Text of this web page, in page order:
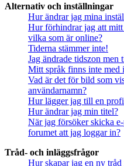
Alternativ och inställningar
Hur ändrar jag mina
Hur förhindrar jag att
vilka som är online?
Tiderna stämmer inte!
Jag ändrade tidszon men
Mitt språk finns inte med
Vad är det för bild som
användarnamn?
Hur lägger jag till en
Hur ändrar jag min titel?
När jag försöker skicka
forumet att jag loggar in?
Tråd- och inläggsfrågor
Hur skapar jag en ny